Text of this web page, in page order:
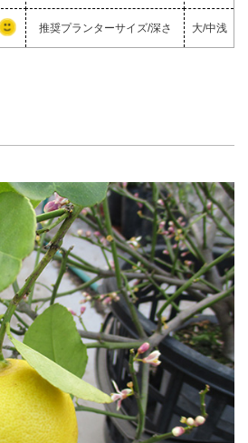
推奨プランターサイズ/深さ 大/中浅